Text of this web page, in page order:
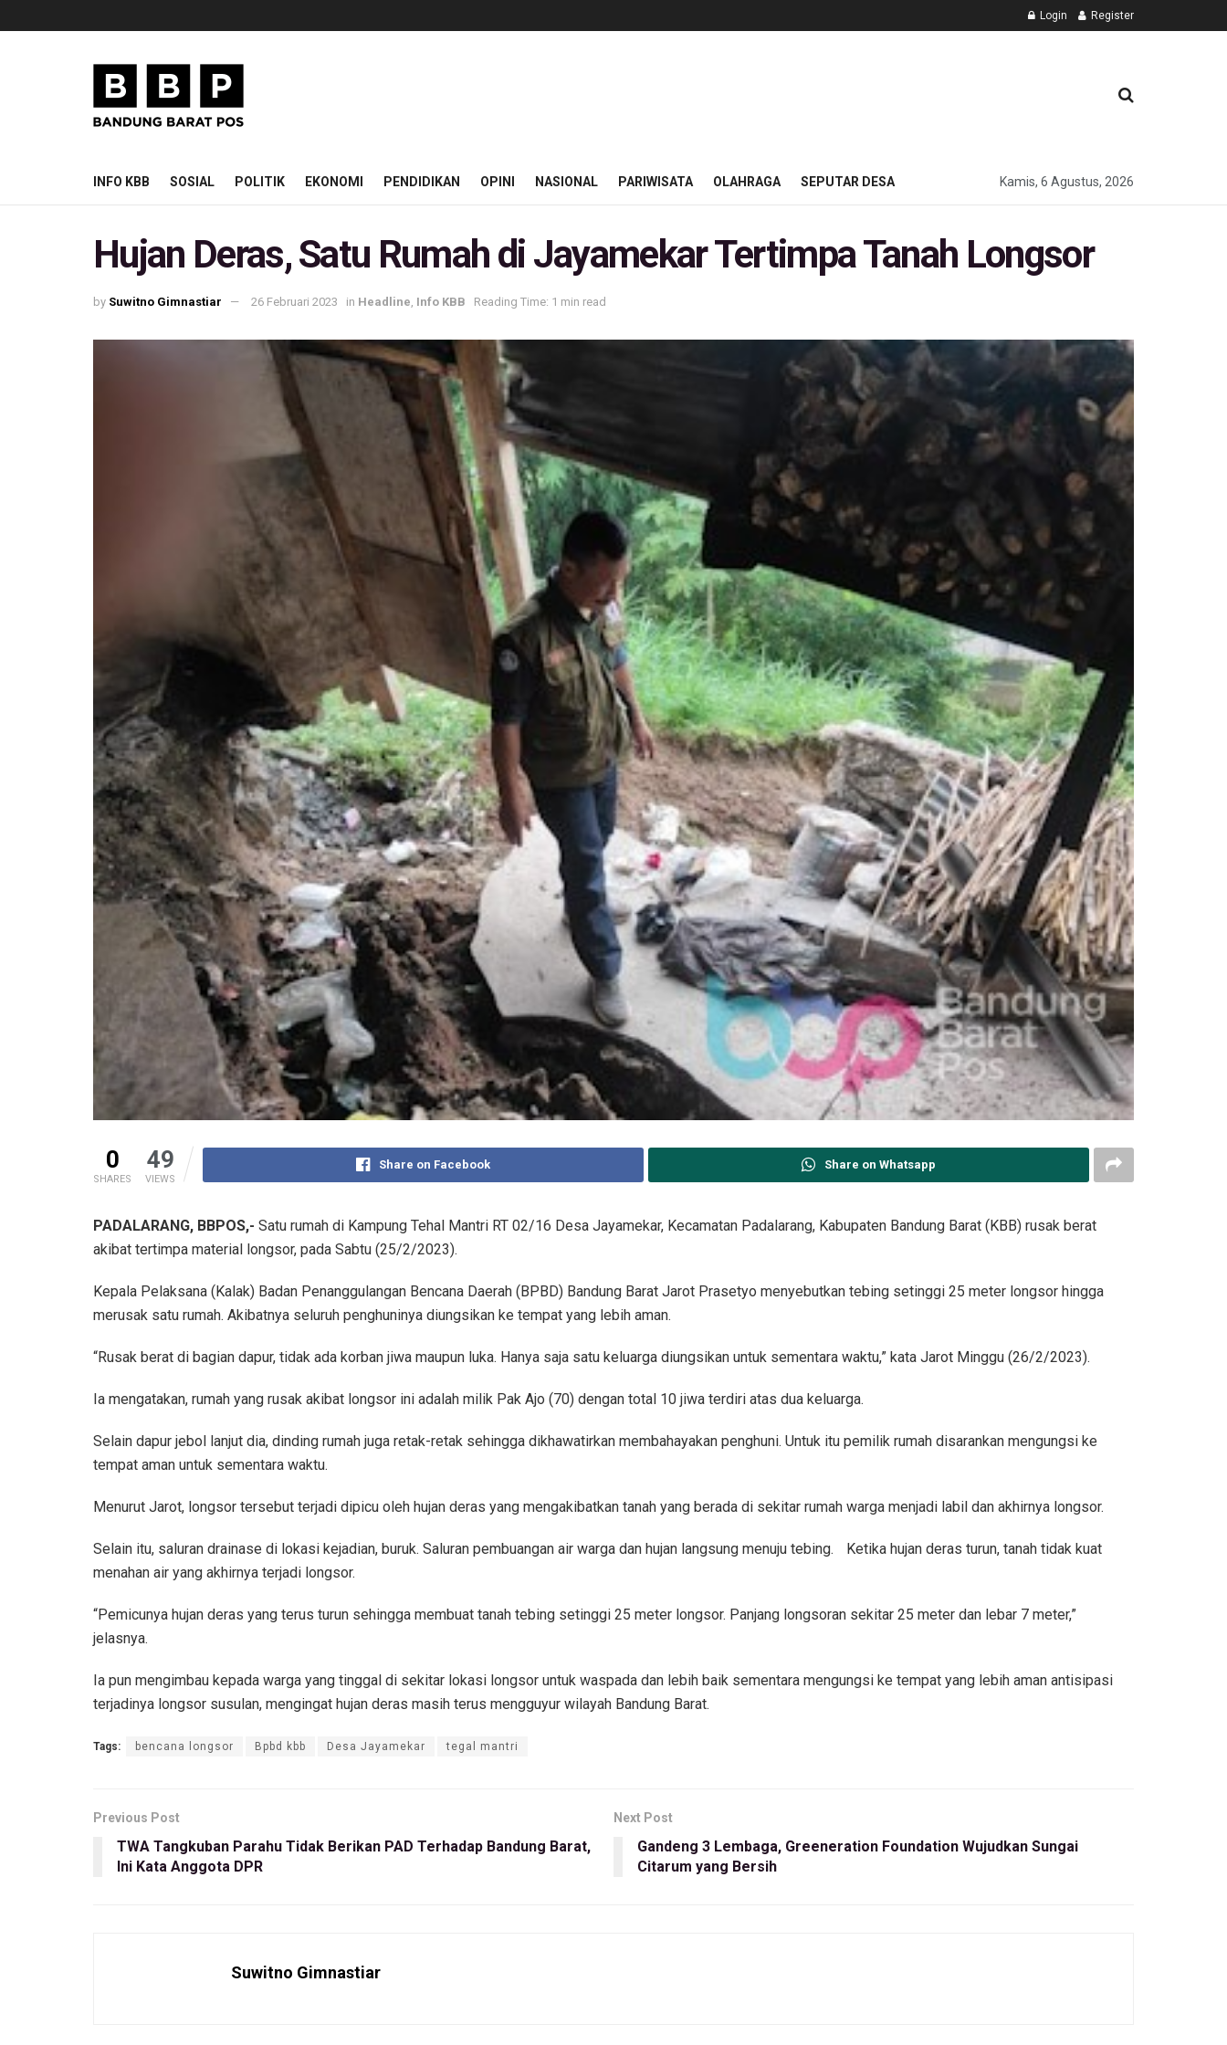
Login Register
INFO KBB SOSIAL POLITIK EKONOMI PENDIDIKAN OPINI NASIONAL PARIWISATA OLAHRAGA SEPUTAR DESA Kamis, 6 Agustus, 2026
Hujan Deras, Satu Rumah di Jayamekar Tertimpa Tanah Longsor
by Suwitno Gimnastiar 26 Februari 2023 in Headline Info KBB Reading Time: 1 min read
0
SHARES
49
VIEWS
Share on Facebook Share on Whatsapp
PADALARANG, BBPOS,- Satu rumah di Kampung Tehal Mantri RT 02/16 Desa Jayamekar, Kecamatan Padalarang, Kabupaten Bandung Barat (KBB) rusak berat
akibat tertimpa material longsor, pada Sabtu (25/2/2023).
Kepala Pelaksana (Kalak) Badan Penanggulangan Bencana Daerah (BPBD) Bandung Barat Jarot Prasetyo menyebutkan tebing setinggi 25 meter longsor hingga
merusak satu rumah. Akibatnya seluruh penghuninya diungsikan ke tempat yang lebih aman.
“Rusak berat di bagian dapur, tidak ada korban jiwa maupun luka. Hanya saja satu keluarga diungsikan untuk sementara waktu,” kata Jarot Minggu (26/2/2023).
Ia mengatakan, rumah yang rusak akibat longsor ini adalah milik Pak Ajo (70) dengan total 10 jiwa terdiri atas dua keluarga.
Selain dapur jebol lanjut dia, dinding rumah juga retak-retak sehingga dikhawatirkan membahayakan penghuni. Untuk itu pemilik rumah disarankan mengungsi ke
tempat aman untuk sementara waktu.
Menurut Jarot, longsor tersebut terjadi dipicu oleh hujan deras yang mengakibatkan tanah yang berada di sekitar rumah warga menjadi labil dan akhirnya longsor.
Selain itu, saluran drainase di lokasi kejadian, buruk. Saluran pembuangan air warga dan hujan langsung menuju tebing. Ketika hujan deras turun, tanah tidak kuat
menahan air yang akhirnya terjadi longsor.
“Pemicunya hujan deras yang terus turun sehingga membuat tanah tebing setinggi 25 meter longsor. Panjang longsoran sekitar 25 meter dan lebar 7 meter,”
jelasnya.
Ia pun mengimbau kepada warga yang tinggal di sekitar lokasi longsor untuk waspada dan lebih baik sementara mengungsi ke tempat yang lebih aman antisipasi
terjadinya longsor susulan, mengingat hujan deras masih terus mengguyur wilayah Bandung Barat.
Tags: bencana longsor Bpbd kbb Desa Jayamekar tegal mantri
Previous Post
TWA Tangkuban Parahu Tidak Berikan PAD Terhadap Bandung Barat,
Ini Kata Anggota DPR
Next Post
Gandeng 3 Lembaga, Greeneration Foundation Wujudkan Sungai
Citarum yang Bersih
Suwitno Gimnastiar